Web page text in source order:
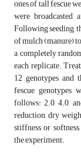
ones of tall fescue
were
Following seeding,
of mulch (manure)
a completely
each replicate.
12 genotypes and
fescue genotypes
follows: 2.0, 4.0,
reduction, dry
stiffness or
the experiment.